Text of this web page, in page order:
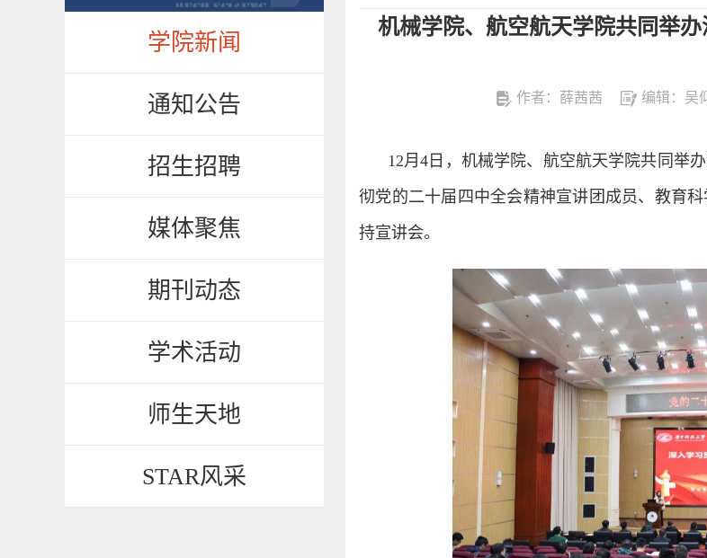
学院新闻
通知公告
招生招聘
媒体聚焦
期刊动态
学术活动
师生天地
STAR风采
机械学院、航空航天学院共同举
作者：薛茜茜 编辑：吴
12月4 日，机械学院、航空航天学院共同举
彻党的二十届四中全会精神宣讲团成员、教育
持宣讲会。